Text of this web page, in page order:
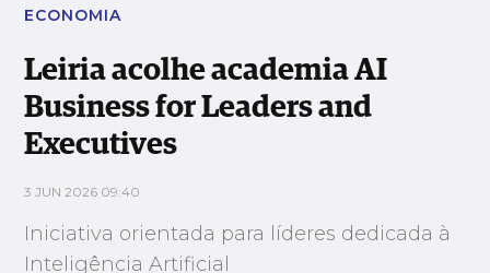
ECONOMIA
Leiria acolhe academia AI
Business for Leaders and
Executives
3 JUN 2026 09:40
Iniciativa orientada para líderes dedicada à
Inteligência Artificial